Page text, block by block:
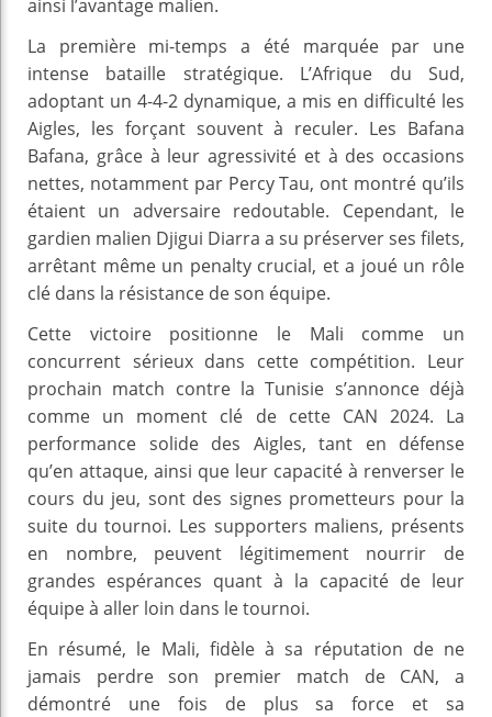
ainsi l’avantage malien.
La première mi-temps a été marquée par une
intense bataille stratégique. L’Afrique du Sud,
adoptant un 4-4-2 dynamique, a mis en difficulté les
Aigles, les forçant souvent à reculer. Les Bafana
Bafana, grâce à leur agressivité et à des occasions
nettes, notamment par Percy Tau, ont montré qu’ils
étaient un adversaire redoutable. Cependant, le
gardien malien Djigui Diarra a su préserver ses filets,
arrêtant même un penalty crucial, et a joué un rôle
clé dans la résistance de son équipe.
Cette victoire positionne le Mali comme un
concurrent sérieux dans cette compétition. Leur
prochain match contre la Tunisie s’annonce déjà
comme un moment clé de cette CAN 2024. La
performance solide des Aigles, tant en défense
qu’en attaque, ainsi que leur capacité à renverser le
cours du jeu, sont des signes prometteurs pour la
suite du tournoi. Les supporters maliens, présents
en nombre, peuvent légitimement nourrir de
grandes espérances quant à la capacité de leur
équipe à aller loin dans le tournoi.
En résumé, le Mali, fidèle à sa réputation de ne
jamais perdre son premier match de CAN, a
démontré une fois de plus sa force et sa